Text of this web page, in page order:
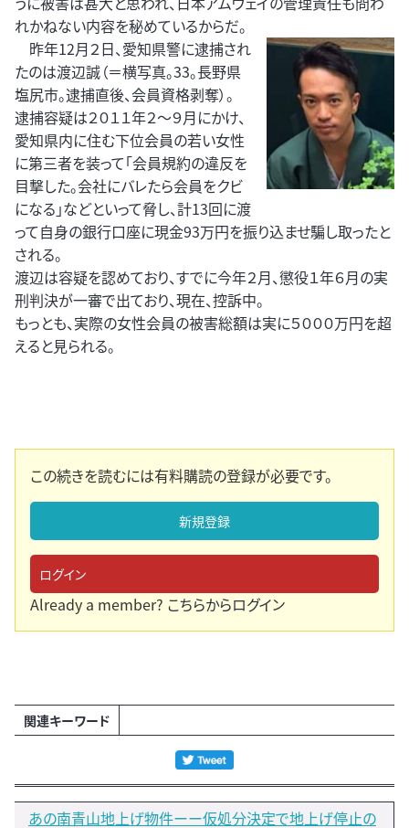
れかねない内容を秘めているからだ。
昨年12月２日、愛知県警に逮捕され
たのは渡辺誠（＝横写真。33。長野県
塩尻市。逮捕直後、会員資格剥奪）。
逮捕容疑は２０１１年２～９月にかけ、
愛知県内に住む下位会員の若い女性
に第三者を装って「会員規約の違反を
目撃した。会社にバレたら会員をクビ
になる」などといって脅し、計13回に渡
って自身の銀行口座に現金93万円を振り込ませ騙し取ったと
される。
渡辺は容疑を認めており、すでに今年２月、懲役１年６月の実
刑判決が一審で出ており、現在、控訴中。
もっとも、実際の女性会員の被害総額は実に５０００万円を超
えると見られる。
この続きを読むには有料購読の登録が必要です。
新規登録
ログイン
Already a member? こちらからログイン
関連キーワード
あの南青山地上げ物件ーー仮処分決定で地上げ停止の